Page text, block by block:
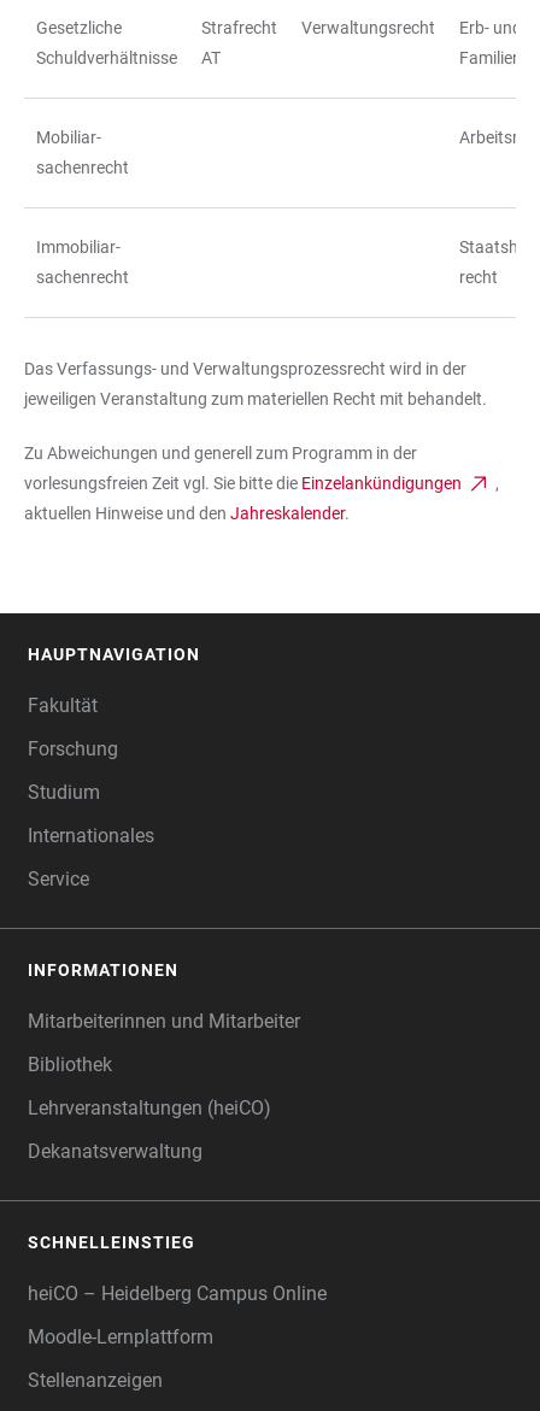
TABELLE
Gesetzliche
Schuldverhältnisse
Strafrecht
AT
Verwaltungsrecht
Erb- und
Mobiliar-
sachenrecht
Immobiliar-
sachenrecht
recht
Das Verfassungs- und Verwaltungsprozessrecht wird in der
jeweiligen Veranstaltung zum materiellen Recht mit behandelt.
Zu Abweichungen und generell zum Programm in der
vorlesungsfreien Zeit vgl. Sie bitte die Einzelankündigungen
,
aktuellen Hinweise und den Jahreskalender.
HAUPTNAVIGATION
Fakultät
Forschung
Studium
Internationales
Service
INFORMATIONEN
Mitarbeiterinnen und Mitarbeiter
Bibliothek
Lehrveranstaltungen (heiCO)
Dekanatsverwaltung
SCHNELLEINSTIEG
heiCO – Heidelberg Campus Online
Moodle-Lernplattform
Stellenanzeigen